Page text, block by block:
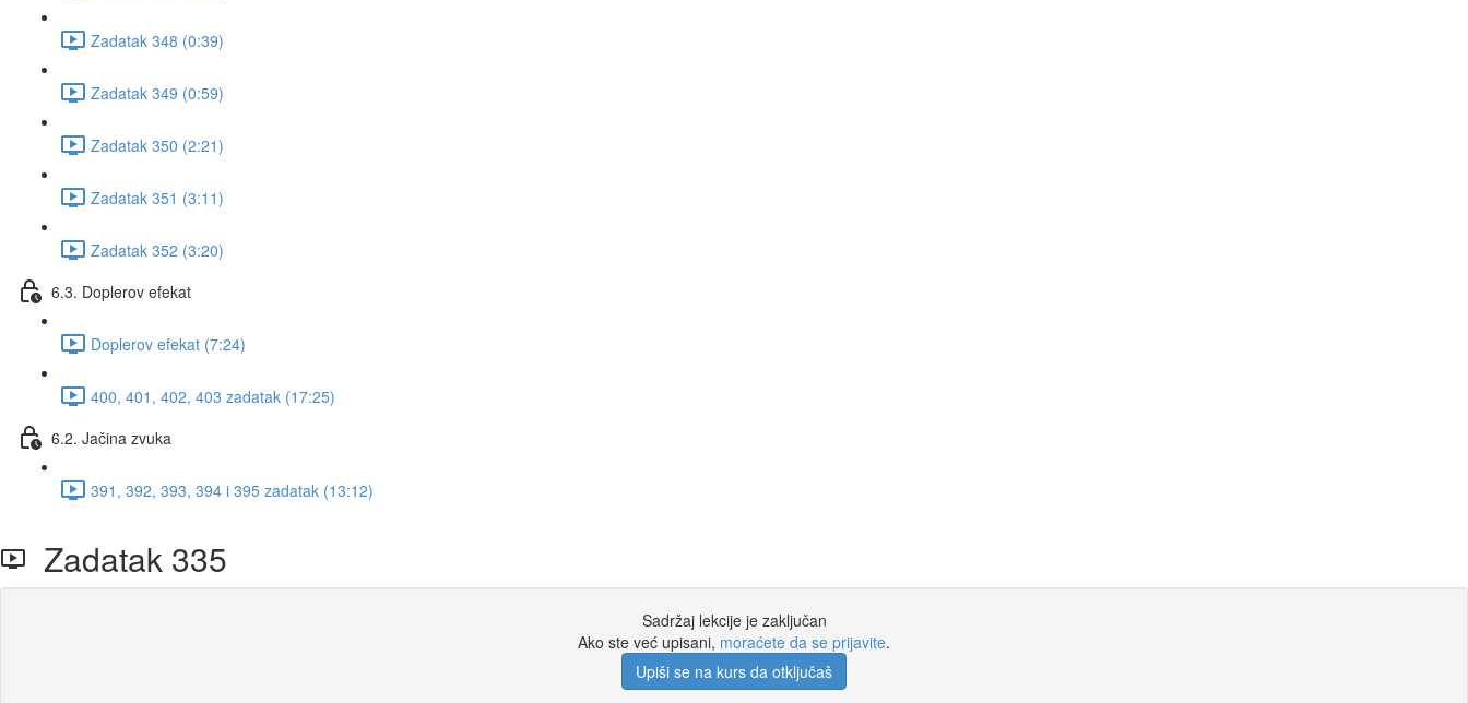
Zadatak 348 (0:39)
Zadatak 349 (0:59)
Zadatak 350 (2:21)
Zadatak 351 (3:11)
Zadatak 352 (3:20)
6.3. Doplerov efekat
Doplerov efekat (7:24)
400, 401, 402, 403 zadatak (17:25)
6.2. Jačina zvuka
391, 392, 393, 394 i 395 zadatak (13:12)
Zadatak 335
Sadržaj lekcije je zaključan
Ako ste već upisani, moraćete da se prijavite.
Upiši se na kurs da otključaš